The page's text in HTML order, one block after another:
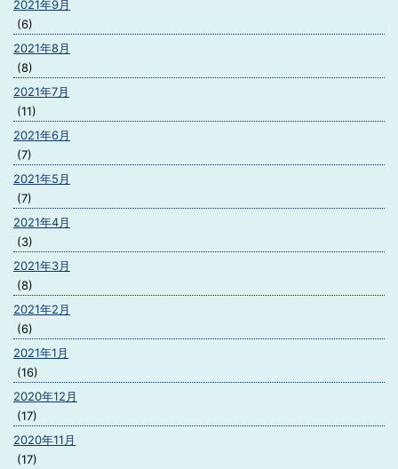
2021年9月
(6)
2021年8月
(8)
2021年7月
(11)
2021年6月
(7)
2021年5月
(7)
2021年4月
(3)
2021年3月
(8)
2021年2月
(6)
2021年1月
(16)
2020年12月
(17)
2020年11月
(17)